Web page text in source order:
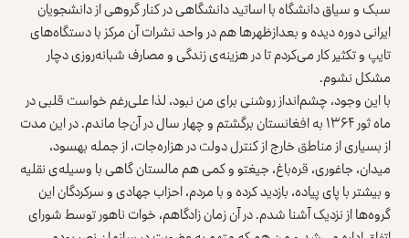
سبک و سیاق دانشگاه با اساتید دانشگاهی در کنار گروهی از دانشجویان
ایرانی دوره دیده و بعدازظهر‌ها هم در واحد نشرات آن مرکز با دستگاه‌های
تایپ و تکثیر کار می‌کردم تا در هزینه‌ی زندگی و مصارف شبانه‌روزی دچار
مشکل نشوم.
با این وجود، چشم‌انداز روشنی برای من نبود، لذا علی‌رغم خواست قلبی در
ماه ثور ۱۳۶۴ به افغانستان برگشتم و چهار سال در آن‌جا ماندم. در این مدت
از بسیاری از مناطق خارج از کنترل دولت در هزاره‌جات، از جمله بهسود،
میدان، جاغوری، قره‌باغ، جیغتو ‌و کمی هم مالستان گاهی با وسیله‌ی نقلیه
و بیشتر با پای پیاده، بازدید کرده و با مردم، احزاب جهادی و سرکردگان این
گروه‌ها از نزدیک آشنا شدم. در آن زمان زادگاهم، خوات ناهور توسط شورای